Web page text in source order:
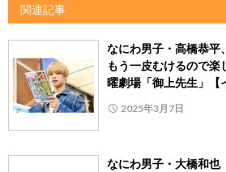
関連記事
なにわ男子・高橋恭平
もう一皮むけるので
曜劇場「御上先生」【
2025年3月7日
なにわ男子・大橋和也